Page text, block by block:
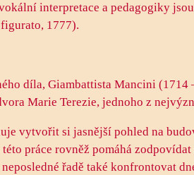
interpretace a pedagogiky
1777).
díla, Giambattista Mancini
Marie Terezie, jednoho z
vytvořit si jasnější pohled na
této práce rovněž pomáhá
řadě také konfrontovat